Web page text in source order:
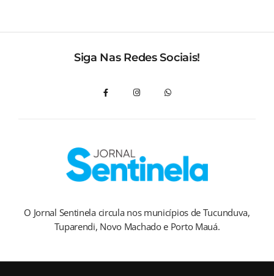
Siga Nas Redes Sociais!
O Jornal Sentinela circula nos municípios de Tucunduva,
Tuparendi, Novo Machado e Porto Mauá.